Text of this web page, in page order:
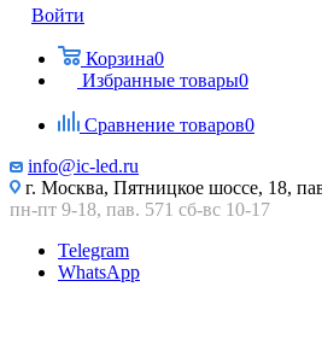
Войти
Корзина0
Избранные товары0
Сравнение товаров0
info@ic-led.ru
г. Москва, Пятницкое шоссе, 18,
пн-пт 9-18, пав. 571 сб-вс 10-17
Telegram
WhatsApp